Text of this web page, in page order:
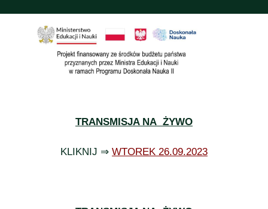
TRANSMISJA NA ŻYWO
KLIKNIJ ⇒ WTOREK 26.09.2023